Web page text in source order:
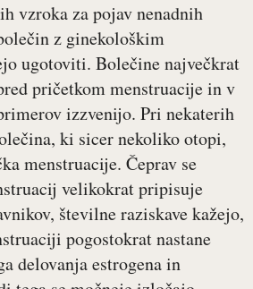
vzroka za pojav nenadnih
z ginekološkim
ugotoviti. Bolečine največkrat
pričetkom menstruacije in v
izzvenijo. Pri nekaterih
ki sicer nekoliko otopi,
menstruacije. Čeprav se
velikokrat pripisuje
številne raziskave kažejo,
pogostokrat nastane
delovanja estrogena in